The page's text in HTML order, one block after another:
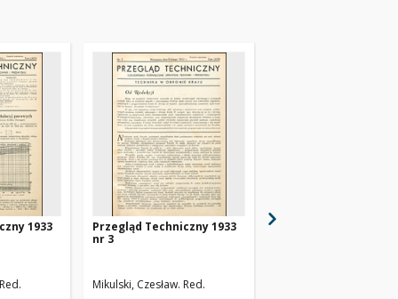
1933
Przegląd Techniczny 1933
nr 3
Mikulski, Czesław. Red.